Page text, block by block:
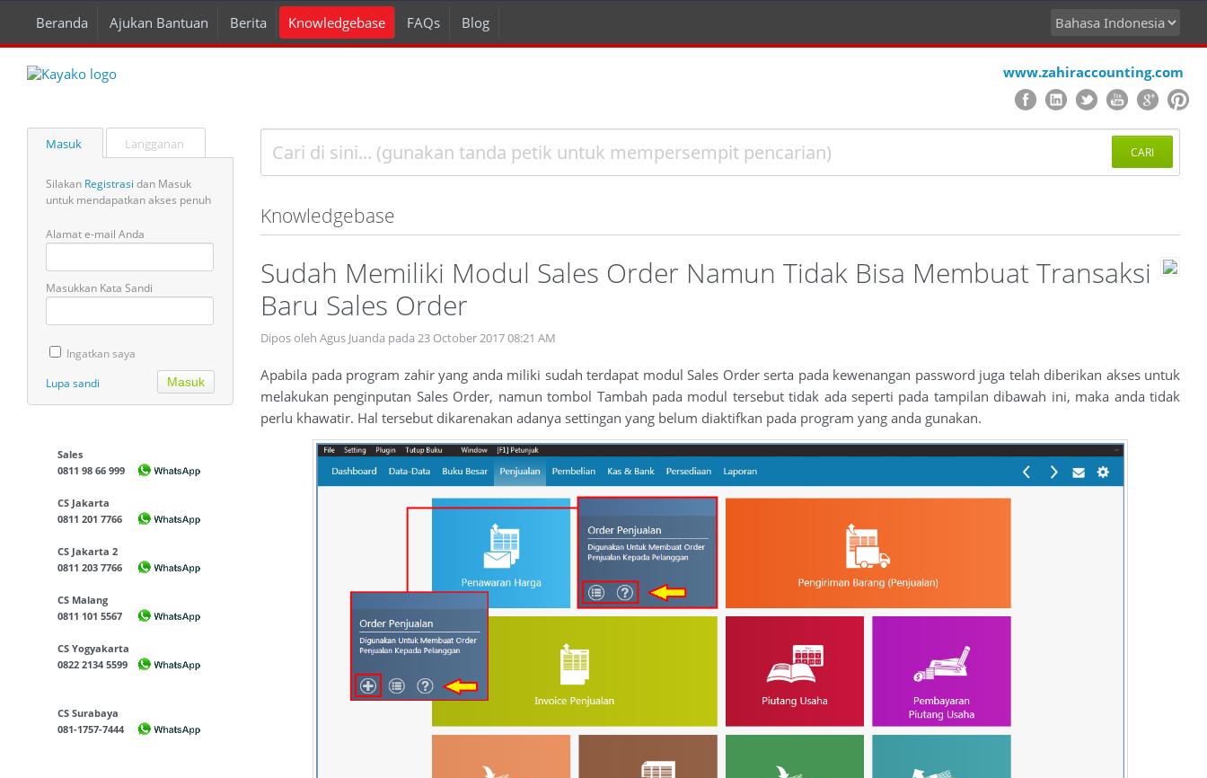
Beranda Ajukan Bantuan Berita Knowledgebase FAQs Blog
www.zahiraccounting.com
Masuk Langganan
Silakan Registrasi dan Masuk
untuk mendapatkan akses penuh
Alamat e-mail Anda
Masukkan Kata Sandi
Ingatkan saya
Lupa sandi
Sales
0811 98 66 999
CS Jakarta
0811 201 7766
CS Jakarta 2
0811 203 7766
CS Malang
0811 101 5567
CS Yogyakarta
0822 2134 5599
CS Surabaya
081-1757-7444
CARI
Knowledgebase
Sudah Memiliki Modul Sales Order Namun Tidak Bisa Membuat Transaksi
Baru Sales Order
Dipos oleh Agus Juanda pada 23 October 2017 08:21 AM
Apabila pada program zahir yang anda miliki sudah terdapat modul Sales Order serta pada kewenangan password juga telah diberikan akses untuk
melakukan penginputan Sales Order, namun tombol Tambah pada modul tersebut tidak ada seperti pada tampilan dibawah ini, maka anda tidak
perlu khawatir. Hal tersebut dikarenakan adanya settingan yang belum diaktifkan pada program yang anda gunakan.